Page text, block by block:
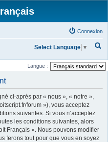
Connexion
c
Select Language ▼
Langue :
ci-après par « nous », « notre »,
forum »), vous acceptez
suivantes. Si vous n’acceptez
les conditions suivantes, alors
Français ». Nous pouvons modifier
ferons tout pour que vous en soyez